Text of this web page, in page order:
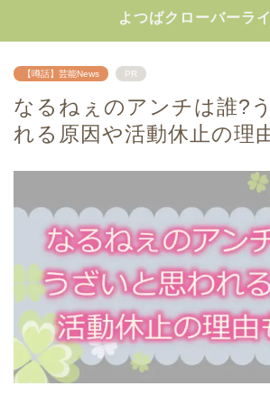
よつばクローバーラ
【噂話】芸能News PR
なるねぇのアンチは誰?
れる原因や活動休止の理